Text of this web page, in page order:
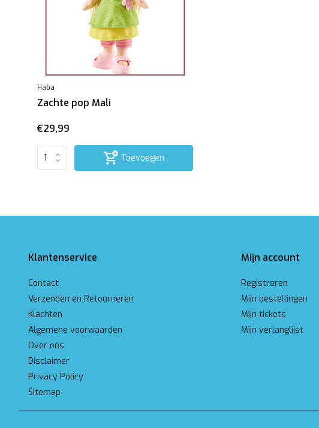
Haba
Zachte pop Mali
€29,99
Toevoegen
Klantenservice
Contact
Verzenden en Retourneren
Klachten
Algemene voorwaarden
Over ons
Disclaimer
Privacy Policy
Sitemap
Mijn account
Registreren
Mijn bestellingen
Mijn tickets
Mijn verlanglijst